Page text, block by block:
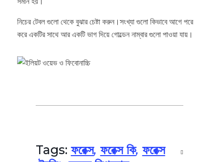
নিচের টেবল গুলো থেকে বুঝার চেষ্টা করুন।সংখ্যা গুলো কিভাবে আগে পরে
করে একটির সাথে আর একটি ভাগ দিয়ে গোল্ডেন নাম্বার গুলো পাওয়া যায়।
Tags: ফরেক্স, ফরেক্স কি, ফরেক্স